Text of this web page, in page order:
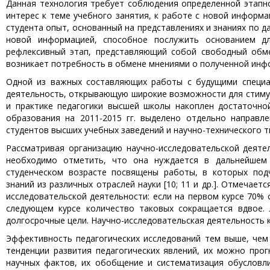
Данная технология требует соблюдения определенной
интерес к теме учебного занятия, к работе с новой
студента опыт, основанный на представлениях и знаниях
новой информацией, способное послужить основанием
рефлексивный этап, представляющий собой свободный
возникает потребность в обмене мнениями о полученной
Одной из важных составляющих работы с будущими
деятельность, открывающую широкие возможности для
и практике педагогики высшей школы накоплен
образования на 2011-2015 гг. выделено отдельно
студентов высших учебных заведений и научно-технического
Рассматривая организацию научно-исследовательской
необходимо отметить, что она нуждается в дальнейшем
студенческом возрасте посвящены работы, в которых
знаний из различных отраслей науки [10; 11 и др.].
исследовательской деятельности: если на первом курсе
следующем курсе количество таковых сокращается
долгосрочные цели. Научно-исследовательская
Эффективность педагогических исследований тем выше,
тенденции развития педагогических явлений, их можно
научных фактов, их обобщение и систематизация